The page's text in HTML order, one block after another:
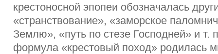
крестоносной эпопеи обозначалась
«странствование», «заморское
Землю», «путь по стезе Господней» и т.
формула «крестовый поход» родилась